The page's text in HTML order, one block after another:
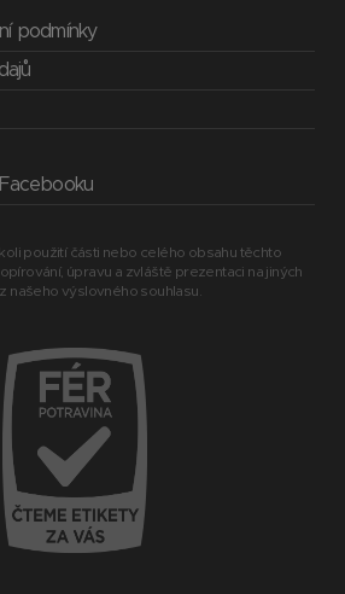
podmínky
použití části nebo celého obsahu těchto
úpravu a zvláště prezentaci na jiných
našeho výslovného souhlasu.